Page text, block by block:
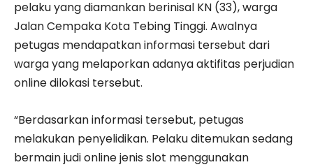
pelaku yang diamankan berinisal KN (33), warga
Jalan Cempaka Kota Tebing Tinggi. Awalnya
petugas mendapatkan informasi tersebut dari
warga yang melaporkan adanya aktifitas perjudian
online dilokasi tersebut.
“Berdasarkan informasi tersebut, petugas
melakukan penyelidikan. Pelaku ditemukan sedang
bermain judi online jenis slot menggunakan